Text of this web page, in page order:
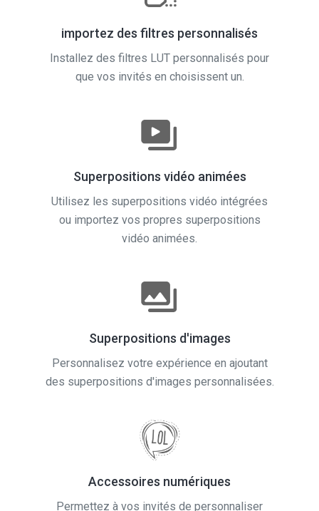
importez des filtres personnalisés
Installez des filtres LUT personnalisés pour
que vos invités en choisissent un.
Superpositions vidéo animées
Utilisez les superpositions vidéo intégrées
ou importez vos propres superpositions
Superpositions d'images
Personnalisez votre expérience en ajoutant
des superpositions d'images personnalisées.
Accessoires numériques
Permettez à vos invités de personnaliser
leurs sessions avec accessoires numériques.